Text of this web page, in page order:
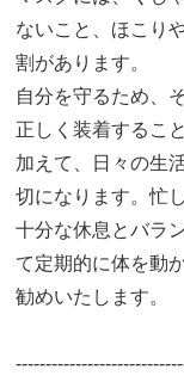
ないこと、ほこり
割があります。
自分を守るため、
正しく装着するこ
加えて、日々の生
切になります。忙
十分な休息とバラ
て定期的に体を動
勧めいたします。